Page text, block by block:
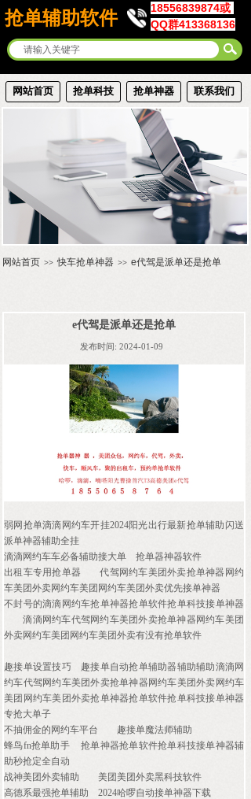
抢单辅助软件
18556839874或
QQ群413368136
网站首页 抢单科技 抢单神器 联系我们
网站首页 >> 快车抢单神器 >> e代驾是派单还是抢单
e代驾是派单还是抢单
发布时间: 2024-01-09
弱网抢单滴滴网约车开挂2024阳光出行最新抢单辅助闪送
派单神器辅助全挂
滴滴网约车车必备辅助接大单
抢单器神器软件
出租车专用抢单器
代驾网约车美团外卖抢单神器网约
车美团外卖网约车美团网约车美团外卖优先接单神器
不封号的滴滴网约车抢单神器抢单软件抢单科技接单神器
滴滴网约车代驾网约车美团外卖抢单神器网约车美团
外卖网约车美团网约车美团外卖有没有抢单软件
趣接单设置技巧
趣接单自动抢单辅助器辅助辅助滴滴网
约车代驾网约车美团外卖抢单神器网约车美团外卖网约车
美团网约车美团外卖抢单神器抢单软件抢单科技接单神器
专抢大单子
不抽佣金的网约车平台
趣接单魔法师辅助
蜂鸟fn抢单助手
抢单神器抢单软件抢单科技接单神器辅
助秒抢定全自动
战神美团外卖辅助
美团美团外卖黑科技软件
高德系最强抢单辅助
2024哈啰自动接单神器下载